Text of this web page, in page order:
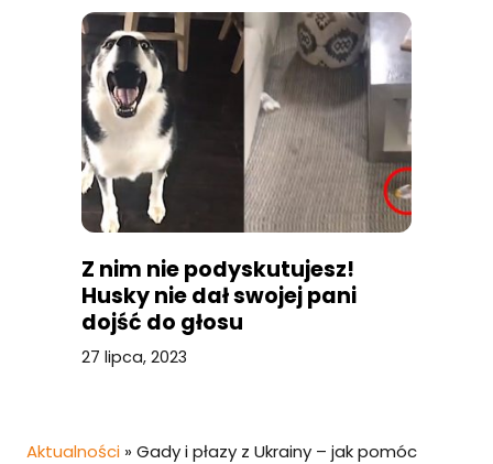
Z nim nie podyskutujesz!
Husky nie dał swojej pani
dojść do głosu
27 lipca, 2023
Aktualności » Gady i płazy z Ukrainy – jak pomóc